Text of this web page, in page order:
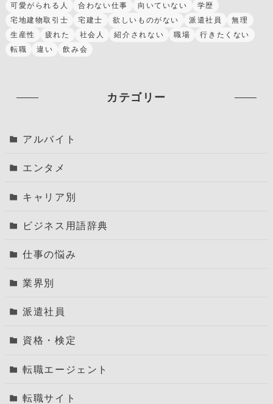
可愛がられる人
合わない仕事 向いていない
学歴
宅地建物取引士
宅建士 欲しいものがない 派遣社員
無理
生産性
疲れた 社会人 紹介されない 職場
行きたくない
転職
違い 飲み会
カテゴリー
アルバイト
エンタメ
キャリア別
ビジネス用語辞典
仕事の悩み
業界別
派遣社員
資格・検定
転職エージェント
転職サイト